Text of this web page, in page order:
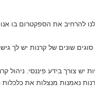
להרחיב את הספקטרום בו
שונים של קרנות יש לך
נאמנות מנצלות את